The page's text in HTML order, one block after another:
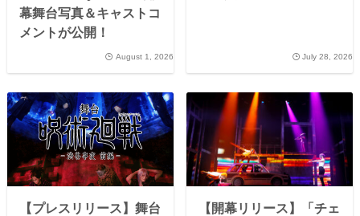
幕舞台写真＆キャストコ
メントが公開！
August 1, 2026 July 28, 2026
【プレスリリース】舞台
【開幕リリース】「チェ